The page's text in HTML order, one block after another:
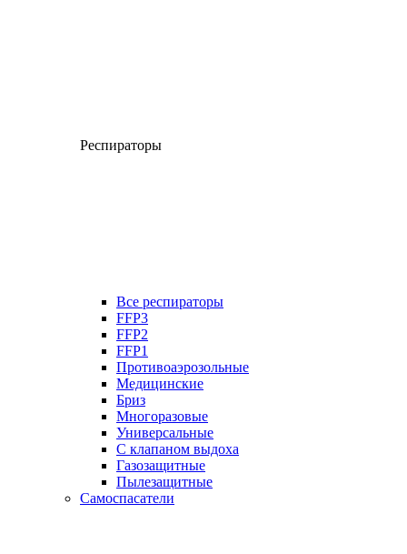
Респираторы
Все респираторы
FFP3
FFP2
FFP1
Противоаэрозольные
Медицинские
Бриз
Многоразовые
Универсальные
С клапаном выдоха
Газозащитные
Пылезащитные
Самоспасатели